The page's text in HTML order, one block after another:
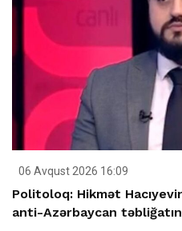
06 Avqust 2026 16:09
Politoloq: Hikmət
anti-Azərbaycan